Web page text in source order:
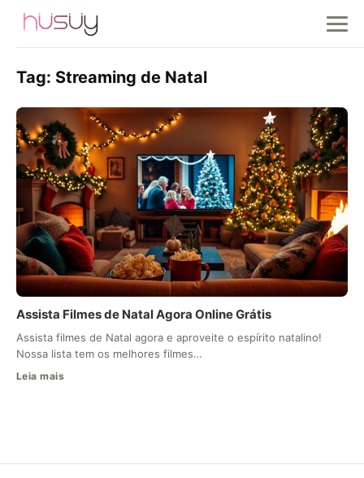
Tag: Streaming de Natal
Assista Filmes de Natal Agora Online Grátis
Assista filmes de Natal agora e aproveite o espírito natalino!
Nossa lista tem os melhores filmes…
Leia mais